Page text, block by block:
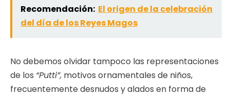
Recomendación: El origen de la celebración
del día de los Reyes Magos
No debemos olvidar tampoco las representaciones
de los “Putti”, motivos ornamentales de niños,
frecuentemente desnudos y alados en forma de